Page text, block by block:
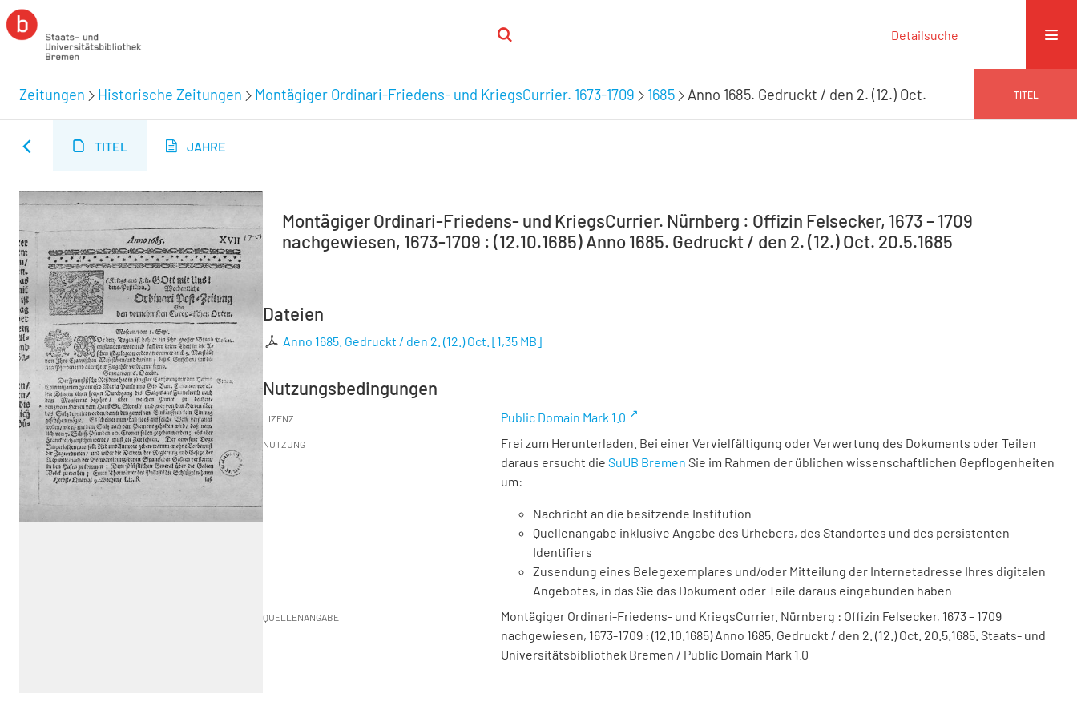
Detailsuche
Zeitungen Historische Zeitungen Montägiger Ordinari-Friedens- und KriegsCurrier. 1673-1709 1685 Anno 1685. Gedruckt / den 2. (12.) Oct. TITEL
TITEL JAHRE
Montägiger Ordinari-Friedens- und KriegsCurrier. Nürnberg : Offizin Felsecker, 1673 – 1709
nachgewiesen, 1673-1709 : (12.10.1685) Anno 1685. Gedruckt / den 2. (12.) Oct. 20.5.1685
Dateien
Anno 1685. Gedruckt / den 2. (12.) Oct. [1,35 MB]
Nutzungsbedingungen
LIZENZ Public Domain Mark 1.0
NUTZUNG
Frei zum Herunterladen. Bei einer Vervielfältigung oder Verwertung des Dokuments oder Teilen
daraus ersucht die SuUB Bremen Sie im Rahmen der üblichen wissenschaftlichen Gepflogenheiten
um:
Nachricht an die besitzende Institution
Quellenangabe inklusive Angabe des Urhebers, des Standortes und des persistenten
Identifiers
Zusendung eines Belegexemplares und/oder Mitteilung der Internetadresse Ihres digitalen
Angebotes, in das Sie das Dokument oder Teile daraus eingebunden haben
QUELLENANGABE
Montägiger Ordinari-Friedens- und KriegsCurrier. Nürnberg : Offizin Felsecker, 1673 – 1709
nachgewiesen, 1673-1709 : (12.10.1685) Anno 1685. Gedruckt / den 2. (12.) Oct. 20.5.1685. Staats- und
Universitätsbibliothek Bremen / Public Domain Mark 1.0